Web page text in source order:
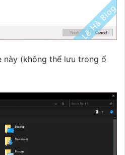
này (không thể lưu trong ổ